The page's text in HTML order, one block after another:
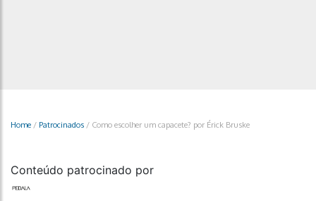
Home / Patrocinados / Como escolher um capacete? por Érick Bruske
Conteúdo patrocinado por